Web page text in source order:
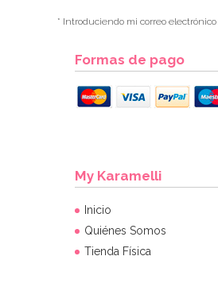
* Introduciendo mi correo
Formas de pago
My Karamelli
Inicio
Quiénes Somos
Tienda Física